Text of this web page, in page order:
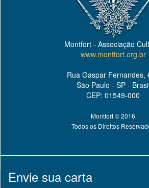
Montfort - Associação
www.montfort.org.br
Rua Gaspar Fernandes,
São Paulo - SP -
CEP: 01549-000
Montfort © 2016
Todos os Direitos
Envie sua carta